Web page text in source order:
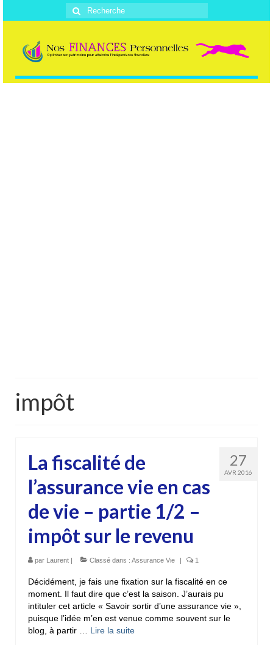
Rechercher
:
impôt
27
AVR 2016
La fiscalité de
l’assurance vie en cas
de vie – partie 1/2 –
impôt sur le revenu
par Laurent | Classé dans : Assurance Vie | 1
Décidément, je fais une fixation sur la fiscalité en ce
moment. Il faut dire que c’est la saison. J’aurais pu
intituler cet article « Savoir sortir d’une assurance vie »,
puisque l’idée m’en est venue comme souvent sur le
blog, à partir … Lire la suite­­